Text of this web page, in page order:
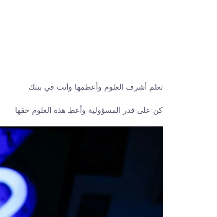
تعلم أشرف العلوم وأعظمها وأنت في بيتك
كن على قدر المسؤولية وأعطِ هذه العلوم حقها